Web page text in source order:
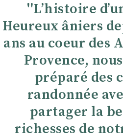
''Lʼhistoire
Heureux âniers
ans au coeur des
Provence,
préparé des
randonnée
partager la
richesses de